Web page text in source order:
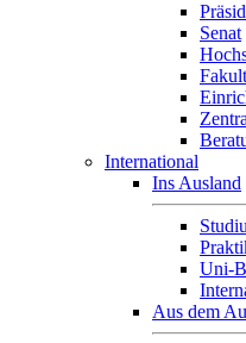
Senat
International
Ins Ausland
Uni-
Aus dem